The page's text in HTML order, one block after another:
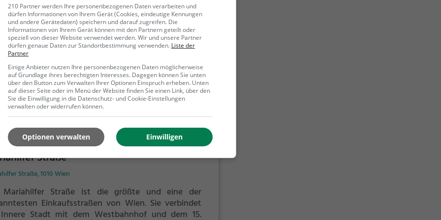
Gasbehälter.
Ausstellungs- und Einkaufszentrum im 3. Wiener
Landstraße, besser bekannt als AEZ,
der ersten Einkaufszentren in Wien. Es wurde
auf der Überdeckung der Stadtbahnstation
1962 im Zuge der Eröffnung der
in Landstraße umbenannt, heute Bahnhof
Mitte / Landstraße, im Verlauf des Straßenzuges
nach den Plänen von Josef Wöhnhart
In drei mit Rolltreppen verbundenen
(damals die längste Rolltreppe Österreichs)
Geschäfte untergebracht. Im vierten Stock
sich ein Hotel und überdachte Parkplätze,
im nicht überdachten fünften Stock (insgesamt
Autos). Die Autos wurden mit einem
Aufzug hinaufgebracht. Vom Erdgeschoß
und der Pressburger Bahn hinuntergehen.
erfahren
Straße
Straße, 1010 Wien
Straße ist die größte und eine der
Einkaufsstraßen von Wien. Sie verbindet
Stadt mit dem Westbahnhof und dem 15.
210 Partner werden Ihre personenbezogenen Daten verarbeiten und
dürfen Informationen von Ihrem Gerät (Cookies, eindeutige Kennungen
und andere Gerätedaten) speichern und darauf zugreifen. Die
Informationen von Ihrem Gerät können mit den Partnern geteilt oder
speziell von dieser Website verwendet werden. Wir und unsere Partner
dürfen genaue Daten zur Standortbestimmung verwenden. Liste der
Partner
Einige Anbieter nutzen Ihre personenbezogenen Daten möglicherweise
auf Grundlage ihres berechtigten Interesses. Dagegen können Sie unten
über den Button zum Verwalten Ihrer Optionen Einspruch erheben. Unten
auf dieser Seite oder im Menü der Website finden Sie einen Link, über den
Sie die Einwilligung in die Datenschutz- und Cookie-Einstellungen
verwalten oder widerrufen können.
Einwilligen
Optionen verwalten